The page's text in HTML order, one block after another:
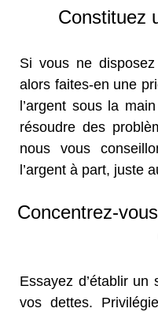
Constituez
Si vous ne disposez
alors faites-en une
l’argent sous la
résoudre des
nous vous
l’argent à part, juste
Concentrez-
Essayez d’établir
vos dettes.